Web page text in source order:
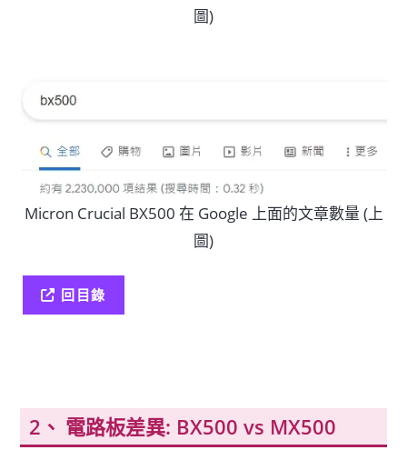
圖)
Micron Crucial BX500 在 Google 上面的文章數量 (上
圖)
回目錄
電路板差異: BX500 vs MX500